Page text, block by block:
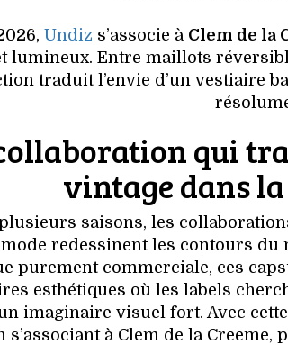
Undiz s’associe à Clem de la
lumineux. Entre maillots
traduit l’envie d’un vestiaire
qui
vintage dans
saisons, les
redessinent les contours du
purement commerciale, ces
esthétiques où les labels
imaginaire visuel fort. Avec
s’associant à Clem de la